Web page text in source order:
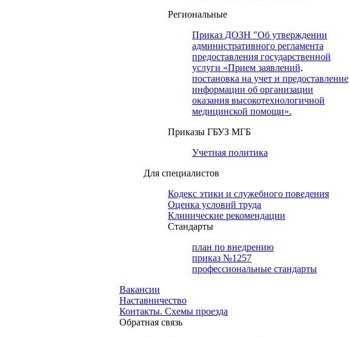
Региональные
Приказ ДОЗН "Об утверждении
административного регламента
предоставления государственной
услуги «Прием заявлений,
постановка на учет и предоставление
информации об организации
оказания высокотехнологичной
медицинской помощи».
Приказы ГБУЗ МГБ
Учетная политика
Для специалистов
Кодекс этики и служебного поведения
Оценка условий труда
Клинические рекомендации
Cтандарты
план по внедрению
приказ №1257
профессиональные стандарты
Вакансии
Наставничество
Контакты. Схемы проезда
Обратная связь